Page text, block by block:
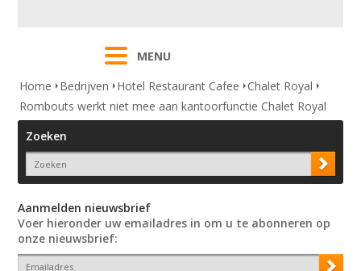
MENU
Home
Bedrijven Hotel Restaurant Cafee
Chalet Royal
Rombouts werkt niet mee aan kantoorfunctie Chalet Royal
Zoeken
Aanmelden nieuwsbrief
Voer hieronder uw emailadres in om u te abonneren op
onze nieuwsbrief: